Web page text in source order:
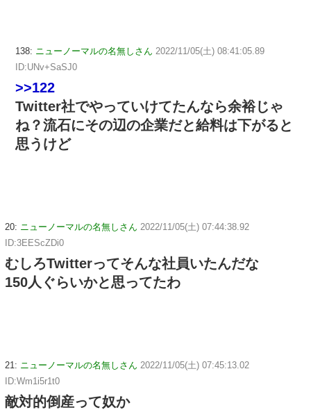
138: ニューノーマルの名無しさん 2022/11/05(土) 08:41:05.89
ID:UNv+SaSJ0
>>122
Twitter社でやっていけてたんなら余裕じゃ
ね？流石にその辺の企業だと給料は下がると
思うけど
20: ニューノーマルの名無しさん 2022/11/05(土) 07:44:38.92
ID:3EEScZDi0
むしろTwitterってそんな社員いたんだな
150人ぐらいかと思ってたわ
21: ニューノーマルの名無しさん 2022/11/05(土) 07:45:13.02
ID:Wm1i5r1t0
敵対的倒産って奴か